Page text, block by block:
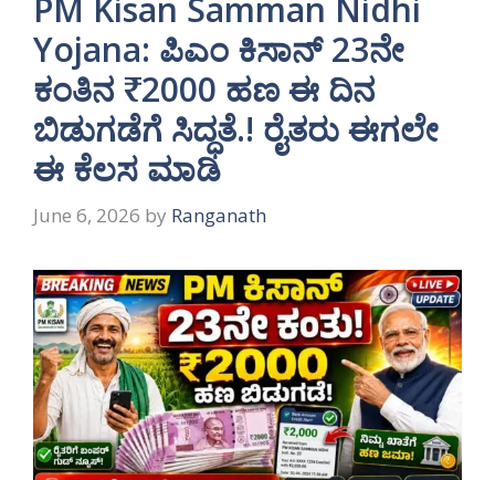
PM Kisan Samman Nidhi
Yojana: ಪಿಎಂ ಕಿಸಾನ್ 23ನೇ
ಕಂತಿನ ₹2000 ಹಣ ಈ ದಿನ
ಬಿಡುಗಡೆಗೆ ಸಿದ್ಧತೆ.! ರೈತರು ಈಗಲೇ
ಈ ಕೆಲಸ ಮಾಡಿ
June 6, 2026 by Ranganath